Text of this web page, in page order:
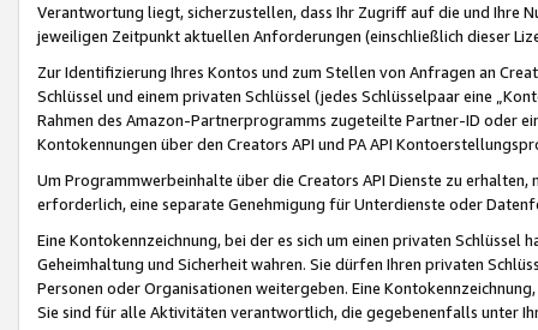
Verantwortung liegt, sicherzustellen, dass Ihr Zugriff auf die und Ihre
jeweiligen Zeitpunkt aktuellen Anforderungen (einschließlich dieser
Zur Identifizierung Ihres Kontos und zum Stellen von Anfragen an
Schlüssel und einem privaten Schlüssel (jedes Schlüsselpaar eine
Rahmen des Amazon-Partnerprogramms zugeteilte Partner-ID oder
Kontokennungen über den Creators API und PA API
Um Programmwerbeinhalte über die Creators API Dienste zu
erforderlich, eine separate Genehmigung für Unterdienste oder
Eine Kontokennzeichnung, bei der es sich um einen privaten
Geheimhaltung und Sicherheit wahren. Sie dürfen Ihren privaten
Personen oder Organisationen weitergeben. Eine
Sie sind für alle Aktivitäten verantwortlich, die gegebenenfalls unter